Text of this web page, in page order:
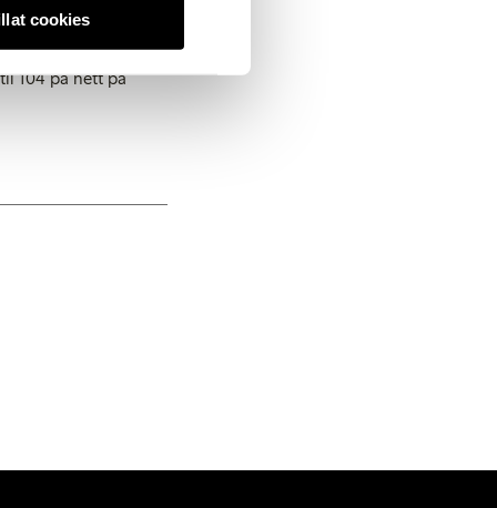
cookies
er
104 på nett på